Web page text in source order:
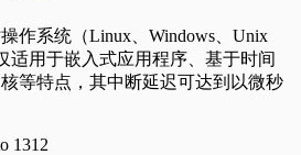
作系统（Linux、Windows、Unix
适用于嵌入式应用程序、基于时间
等特点，其中断延迟可达到以微秒
1312